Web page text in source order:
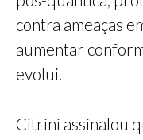
contra ameaças
aumentar
evolui.
Citrini assinalou